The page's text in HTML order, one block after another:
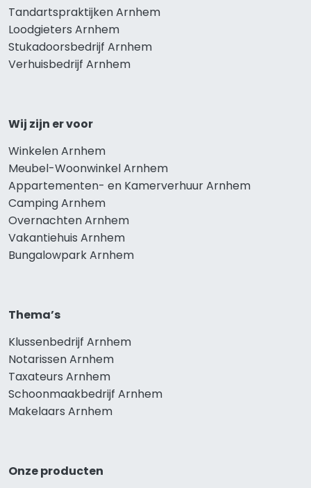
Tandartspraktijken Arnhem
Loodgieters Arnhem
Stukadoorsbedrijf Arnhem
Verhuisbedrijf Arnhem
Wij zijn er voor
Winkelen Arnhem
Meubel-Woonwinkel Arnhem
Appartementen- en Kamerverhuur Arnhem
Camping Arnhem
Overnachten Arnhem
Vakantiehuis Arnhem
Bungalowpark Arnhem
Thema’s
Klussenbedrijf Arnhem
Notarissen Arnhem
Taxateurs Arnhem
Schoonmaakbedrijf Arnhem
Makelaars Arnhem
Onze producten